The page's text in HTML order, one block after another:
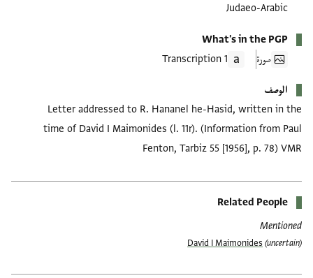
Judaeo-Arabic
What's in the PGP
صورة
1 Transcription
الوصف
Letter addressed to R. Hananel he-Hasid, written in the
time of David I Maimonides (l. 11r). (Information from Paul
Fenton, Tarbiz 55 [1956], p. 78) VMR
Related People
Mentioned
David I Maimonides (uncertain)